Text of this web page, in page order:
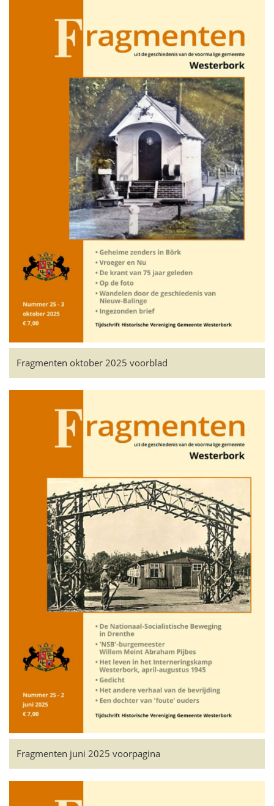
Fragmenten oktober 2025 voorblad
Fragmenten juni 2025 voorpagina